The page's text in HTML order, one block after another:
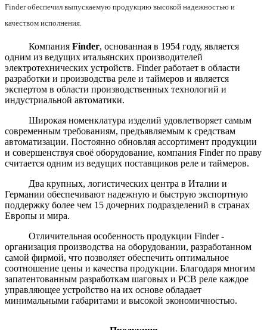
Finder обеспечил выпускаемую продукцию высокой надежностью и
качеством исполнения.
Компания Finder, основанная в 1954 году, является
одним из ведущих итальянских производителей
электротехнических устройств. Finder работает в области
разработки и производства реле и таймеров и является
экспертом в области производственных технологий и
индустриальной автоматики.
Широкая номенклатура изделий удовлетворяет самым
современным требованиям, предъявляемым к средствам
автоматизации. Постоянно обновляя ассортимент продукции
и совершенствуя своё оборудование, компания Finder по праву
считается одним из ведущих поставщиков реле и таймеров.
Два крупных, логистических центра в Италии и
Германии обеспечивают надежную и быструю экспортную
поддержку более чем 15 дочерних подразделений в странах
Европы и мира.
Отличительная особенность продукции Finder -
организация производства на оборудовании, разработанном
самой фирмой, что позволяет обеспечить оптимальное
соотношение цены и качества продукции. Благодаря многим
запатентованным разработкам шаговых и PCB реле каждое
управляющее устройство на их основе обладает
минимальными габаритами и высокой экономичностью.